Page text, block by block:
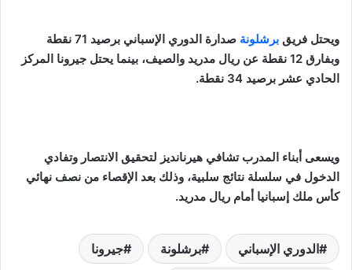
ويحتل فريق برشلونة
صدارة الدوري الإسباني برصيد 71 نقطة
وبفارق 12 نقطة عن ريال مدريد والصيف، بينما يحتل جيرونا المركز
الحادي عشر برصيد 34 نقطة.
ويسعى أبناء المدرب تشافي هيرنانديز لتحقيق الانتصار وتفادي
الدخول في سلسلة نتائج سلبية، وذلك بعد الإقصاء من نصف نهائي
كأس ملك إسبانيا أمام ريال مدريد.
الدوري الإسباني برشلونة جيرونا